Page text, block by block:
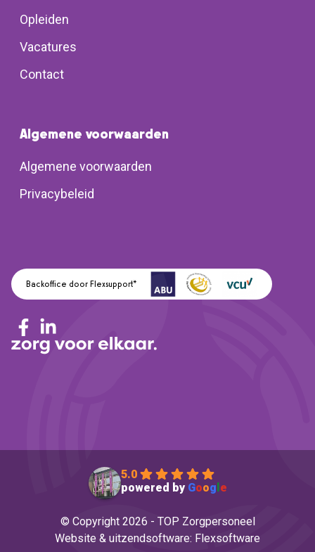
Opleiden
Vacatures
Contact
Algemene voorwaarden
Algemene voorwaarden
Privacybeleid
Backoffice door Flexsupport*
5.0
powered by Goog e
© Copyright 2026 - TOP Zorgpersoneel
Website & uitzendsoftware: Flexsoftware